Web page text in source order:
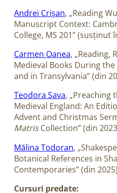
Andrei Crișan, „Reading
Manuscript Context:
College, MS 201” (susținut
Carmen Oanea, „Reading,
Medieval Books During
and in Transylvania” (din
Teodora Sava, „Preaching
Medieval England: An
Advent and Christmas
MatrisCollection” (din
Mălina Todoran,
Botanical References in
Contemporaries” (din
Cursuri predate: